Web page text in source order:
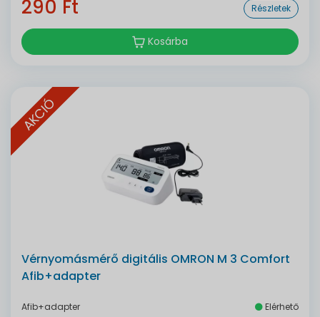
290 Ft Részletek
Kosárba
AKCIÓ
Vérnyomásmérő digitális OMRON M 3 Comfort
Afib+adapter
Afib+adapter Elérhető